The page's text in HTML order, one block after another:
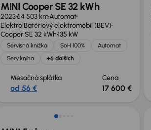
MINI Cooper SE 32 kWh
202364 503 kmAutomat
Elektro Batériový elektromobil (BEV)
Cooper SE 32 kWh135 kW
Servisná knižka SoH 100%
Automat
Serv.kniha
+6 ďalších
Mesačná splátka
od 56 €
Cena
17 600 €